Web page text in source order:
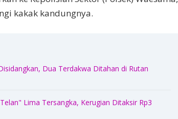
kakak kandungnya.
Dua Terdakwa Ditahan di Rutan
Lima Tersangka, Kerugian Ditaksir Rp3